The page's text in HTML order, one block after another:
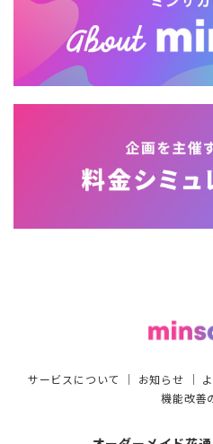
サービスについて ｜ お知らせ ｜
機能改善